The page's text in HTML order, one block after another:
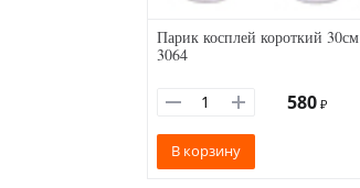
Парик косплей короткий 30см
3064
580 ₽
В корзину